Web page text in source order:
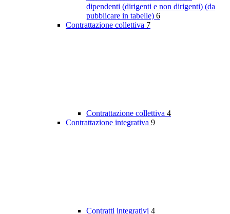
dipendenti (dirigenti e non dirigenti) (da
pubblicare in tabelle) 6
Contrattazione collettiva 7
Contrattazione collettiva 4
Contrattazione integrativa 9
Contratti integrativi 4